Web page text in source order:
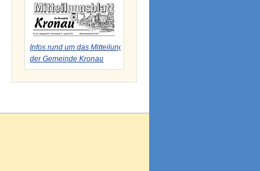
Infos rund um das Mitteilungsblatt
der Gemeinde Kronau